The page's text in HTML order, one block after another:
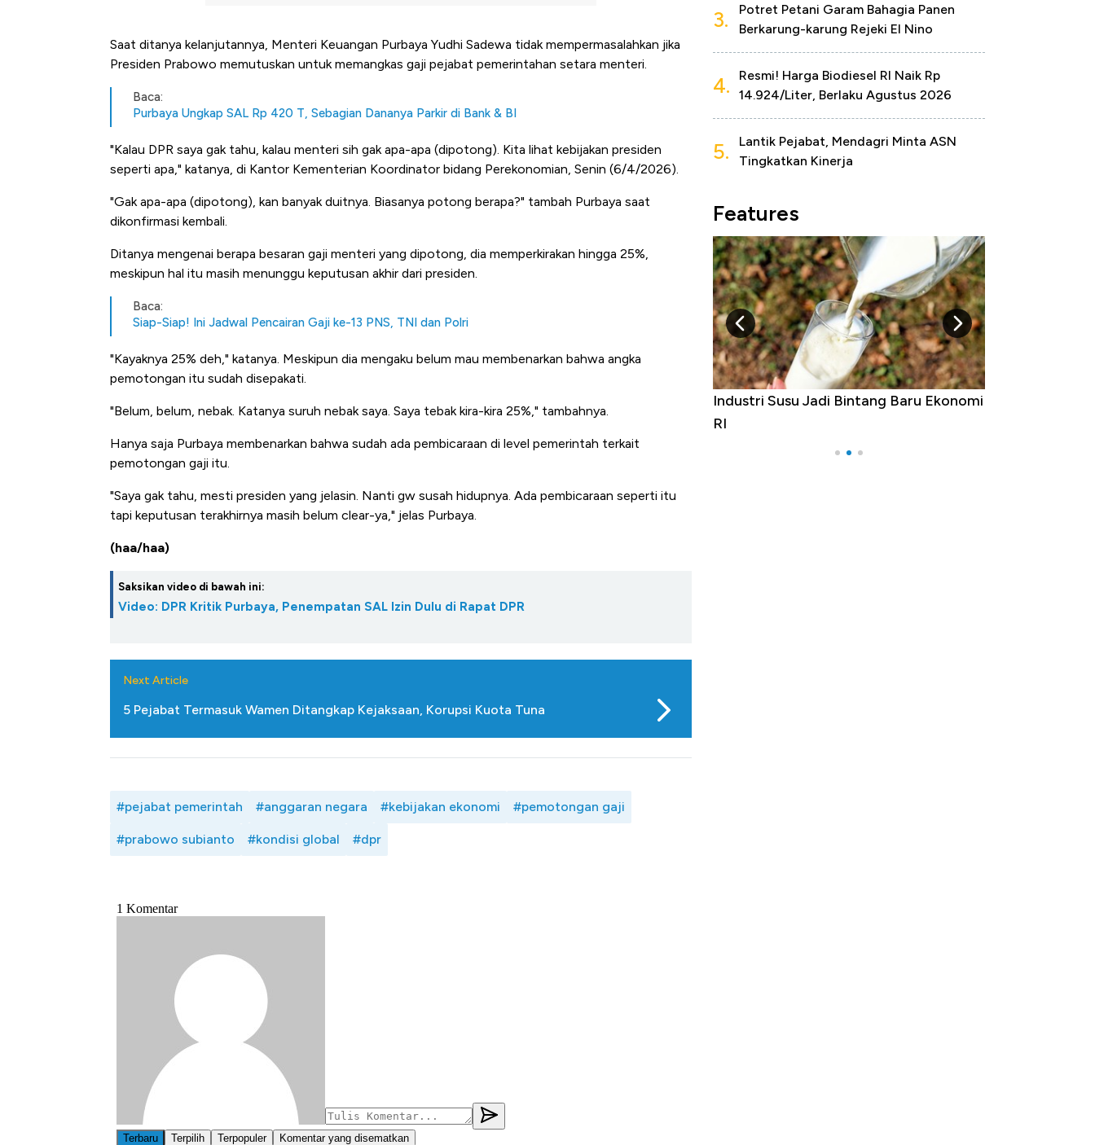
Saat ditanya kelanjutannya, Menteri Keuangan Purbaya Yudhi Sadewa tidak mempermasalahkan jika
Presiden Prabowo memutuskan untuk memangkas gaji pejabat pemerintahan setara menteri.
Baca:
Purbaya Ungkap SAL Rp 420 T, Sebagian Dananya Parkir di Bank & BI
"Kalau DPR saya gak tahu, kalau menteri sih gak apa-apa (dipotong). Kita lihat kebijakan presiden
seperti apa," katanya, di Kantor Kementerian Koordinator bidang Perekonomian, Senin (6/4/2026).
"Gak apa-apa (dipotong), kan banyak duitnya. Biasanya potong berapa?" tambah Purbaya saat
dikonfirmasi kembali.
Ditanya mengenai berapa besaran gaji menteri yang dipotong, dia memperkirakan hingga 25%,
meskipun hal itu masih menunggu keputusan akhir dari presiden.
Baca:
Siap-Siap! Ini Jadwal Pencairan Gaji ke-13 PNS, TNI dan Polri
"Kayaknya 25% deh," katanya. Meskipun dia mengaku belum mau membenarkan bahwa angka
pemotongan itu sudah disepakati.
"Belum, belum, nebak. Katanya suruh nebak saya. Saya tebak kira-kira 25%," tambahnya.
Hanya saja Purbaya membenarkan bahwa sudah ada pembicaraan di level pemerintah terkait
pemotongan gaji itu.
"Saya gak tahu, mesti presiden yang jelasin. Nanti gw susah hidupnya. Ada pembicaraan seperti itu
tapi keputusan terakhirnya masih belum clear-ya," jelas Purbaya.
(haa/haa)
Saksikan video di bawah ini:
Video: DPR Kritik Purbaya, Penempatan SAL Izin Dulu di Rapat DPR
Next Article
5 Pejabat Termasuk Wamen Ditangkap Kejaksaan, Korupsi Kuota Tuna
#pejabat pemerintah #anggaran negara #kebijakan ekonomi #pemotongan gaji
#prabowo subianto #kondisi global #dpr
3.
Potret Petani Garam Bahagia Panen
Berkarung-karung Rejeki El Nino
4.
Resmi! Harga Biodiesel RI Naik Rp
14.924/Liter, Berlaku Agustus 2026
5.
Lantik Pejabat, Mendagri Minta ASN
Tingkatkan Kinerja
Features
Alas Kaki Tumbuh Double Digit
5 Raja Ekonomi Indonesia: Maaf, Gak
Ada Jawa!